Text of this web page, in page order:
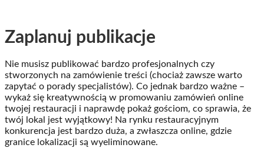
Zaplanuj publikacje
Nie musisz publikować bardzo profesjonalnych czy
stworzonych na zamówienie treści (chociaż zawsze warto
zapytać o porady specjalistów). Co jednak bardzo ważne –
wykaż się kreatywnością w promowaniu zamówień online
twojej restauracji i naprawdę pokaż gościom, co sprawia, że
twój lokal jest wyjątkowy! Na rynku restauracyjnym
konkurencja jest bardzo duża, a zwłaszcza online, gdzie
granice lokalizacji są wyeliminowane.